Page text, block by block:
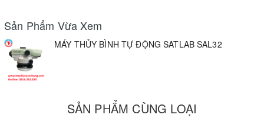
Sản Phẩm Vừa Xem
MÁY THỦY BÌNH TỰ ĐỘNG SATLAB SAL32
SẢN PHẨM CÙNG LOẠI